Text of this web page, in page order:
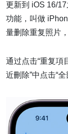
更新到 iOS 16/
功能，叫做
量删除重复照片
通过点击“重复項
近刪除”中点击“